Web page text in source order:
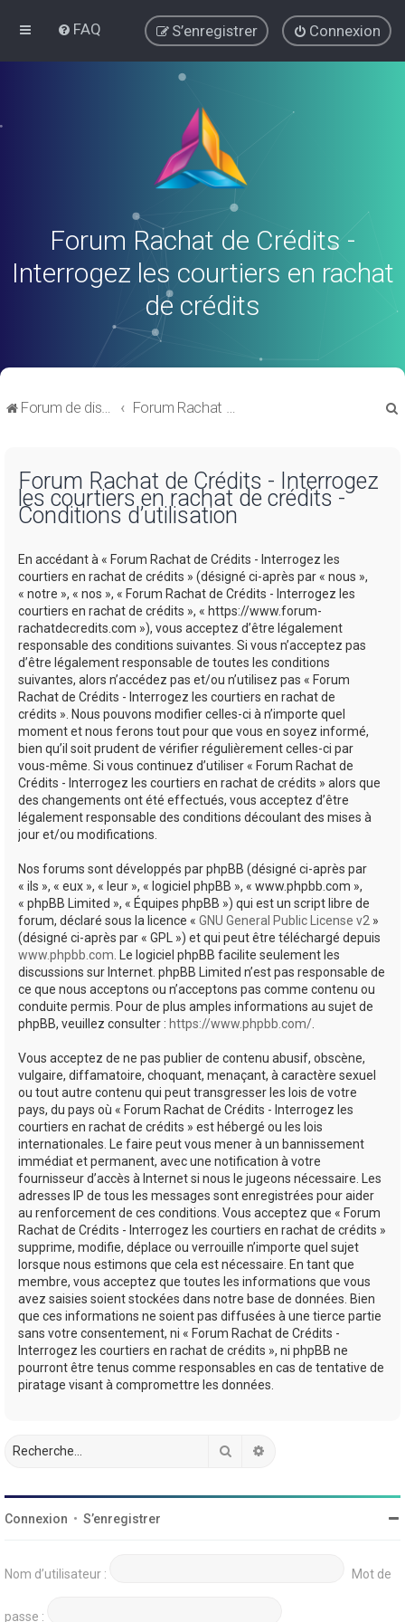
FAQ Connexion
S’enregistrer
Forum Rachat de Crédits -
Interrogez les courtiers en rachat
de crédits
Forum de discussions sur le Regroupement de Crédits et le Rachat de Crédits Forum Rachat de Crédits
Forum Rachat de Crédits - Interrogez
les courtiers en rachat de crédits -
Conditions d’utilisation
En accédant à « Forum Rachat de Crédits - Interrogez les
courtiers en rachat de crédits » (désigné ci-après par « nous »,
« notre », « nos », « Forum Rachat de Crédits - Interrogez les
courtiers en rachat de crédits », « https://www.forum-
rachatdecredits.com »), vous acceptez d’être légalement
responsable des conditions suivantes. Si vous n’acceptez pas
d’être légalement responsable de toutes les conditions
suivantes, alors n’accédez pas et/ou n’utilisez pas « Forum
Rachat de Crédits - Interrogez les courtiers en rachat de
crédits ». Nous pouvons modifier celles-ci à n’importe quel
moment et nous ferons tout pour que vous en soyez informé,
bien qu’il soit prudent de vérifier régulièrement celles-ci par
vous-même. Si vous continuez d’utiliser « Forum Rachat de
Crédits - Interrogez les courtiers en rachat de crédits » alors que
des changements ont été effectués, vous acceptez d’être
légalement responsable des conditions découlant des mises à
jour et/ou modifications.
Nos forums sont développés par phpBB (désigné ci-après par
« ils », « eux », « leur », « logiciel phpBB », « www.phpbb.com »,
« phpBB Limited », « Équipes phpBB ») qui est un script libre de
forum, déclaré sous la licence « GNU General Public License v2 »
(désigné ci-après par « GPL ») et qui peut être téléchargé depuis
www.phpbb.com . Le logiciel phpBB facilite seulement les
discussions sur Internet. phpBB Limited n’est pas responsable de
ce que nous acceptons ou n’acceptons pas comme contenu ou
conduite permis. Pour de plus amples informations au sujet de
phpBB, veuillez consulter : https://www.phpbb.com/
Vous acceptez de ne pas publier de contenu abusif, obscène,
vulgaire, diffamatoire, choquant, menaçant, à caractère sexuel
ou tout autre contenu qui peut transgresser les lois de votre
pays, du pays où « Forum Rachat de Crédits - Interrogez les
courtiers en rachat de crédits » est hébergé ou les lois
internationales. Le faire peut vous mener à un bannissement
immédiat et permanent, avec une notification à votre
fournisseur d’accès à Internet si nous le jugeons nécessaire. Les
adresses IP de tous les messages sont enregistrées pour aider
au renforcement de ces conditions. Vous acceptez que « Forum
Rachat de Crédits - Interrogez les courtiers en rachat de crédits »
supprime, modifie, déplace ou verrouille n’importe quel sujet
lorsque nous estimons que cela est nécessaire. En tant que
membre, vous acceptez que toutes les informations que vous
avez saisies soient stockées dans notre base de données. Bien
que ces informations ne soient pas diffusées à une tierce partie
sans votre consentement, ni « Forum Rachat de Crédits -
Interrogez les courtiers en rachat de crédits », ni phpBB ne
pourront être tenus comme responsables en cas de tentative de
piratage visant à compromettre les données.
Rechercher
Connexion • S’enregistrer
Nom d’utilisateur : Mot de
passe :